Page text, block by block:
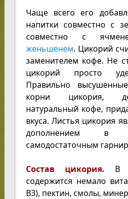
Чаще всего его
напитки совместно с
совместно с
женьшенем. Цикорий
заменителем кофе. Не
цикорий просто
Правильно
корни цикория,
натуральный кофе,
вкуса. Листья цикория
дополнением в
самодостаточным
Состав цикория. В
содержится немало
B3), пектин, смолы,